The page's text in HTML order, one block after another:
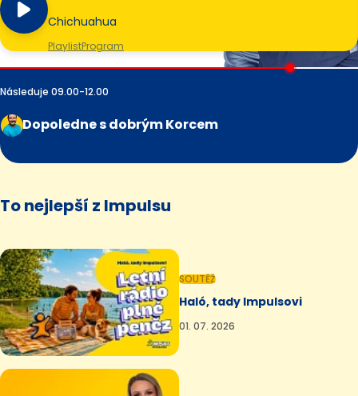
Chichuahua
PlaylistProgram
Následuje 09.00-12.00
Dopoledne s dobrým Korcem
To nejlepší z Impulsu
SOUTĚŽ
Haló, tady Impulsovi
01. 07. 2026